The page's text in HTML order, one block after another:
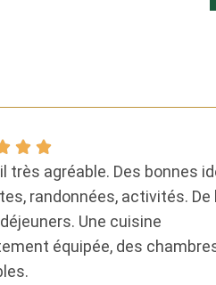
très agréable. Des bonnes
randonnées, activités. De
Une cuisine
équipée, des